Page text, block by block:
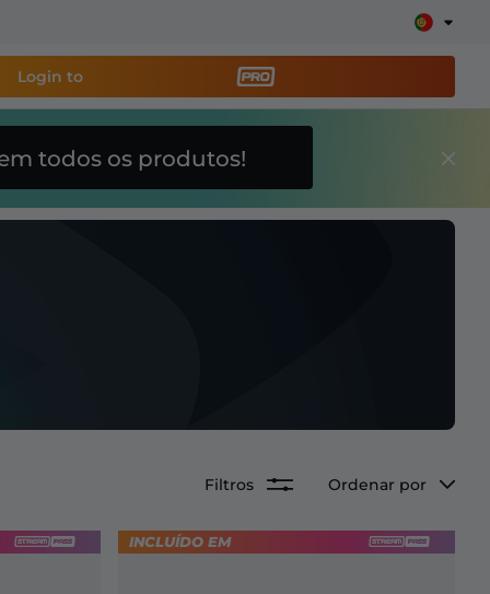
de transmissão
Sobreposições para "só na
conversa"
Alertas Facebook
Banner de Intervalo
Emotes de inscritos Kick
Insígnias de inscritos Twitch
Construtor de Logo Gaming
Login to
todos os produtos!
Filtros Ordenar por
INCLUÍDO EM